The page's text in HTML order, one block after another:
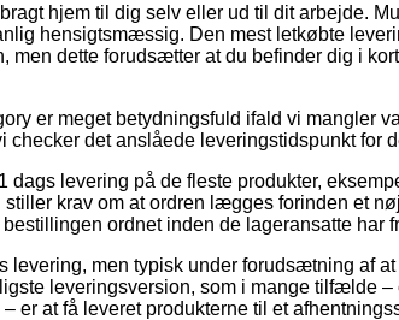
hjem til dig selv eller ud til dit arbejde.
hensigtsmæssig. Den mest letkøbte
men dette forudsætter at du befinder dig i
er meget betydningsfuld ifald vi mangler
checker det anslåede leveringstidspunkt for
dags levering på de fleste produkter,
krav om at ordren lægges forinden et
ordnet inden de lageransatte har
levering, men typisk under forudsætning af
leveringsversion, som i mange tilfælde –
er at få leveret produkterne til et